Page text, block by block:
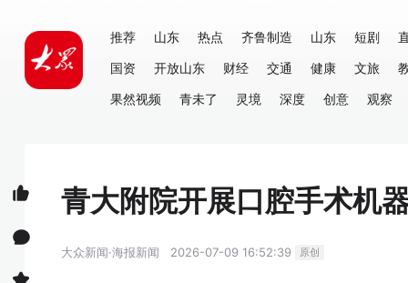
推荐 山东 热点 齐鲁制造 山东 短剧
国资
开放山东 财经 交通 健康 文旅
果然视频
青未了 灵境 深度 创意 观察
青大附院开展口腔手术机
大众新闻·海报新闻 2026-07-09 16:52:39 原创